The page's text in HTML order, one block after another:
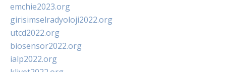
emchie2023.org
girisimselradyoloji2022.org
utcd2022.org
biosensor2022.org
ialp2022.org